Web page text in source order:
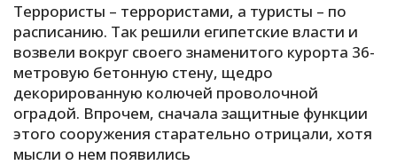
А
Б
В
П
Террористы – террористами, а туристы – по
расписанию. Так решили египетские власти и
возвели вокруг своего знаменитого курорта 36-
метровую бетонную стену, щедро
декорированную колючей проволочной
оградой. Впрочем, сначала защитные функции
этого сооружения старательно отрицали, хотя
мысли о нем появились